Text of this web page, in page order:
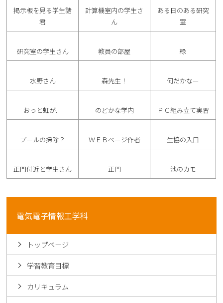
掲示板を見る学生諸
君
計算機室内の学生さ
ん
ある日のある研究
室
研究室の学生さん 教員の部屋 緑
水野さん 森先生！ 何だかなー
おっと虹が． のどかな学内 ＰＣ組み立て実習
プールの掃除？ ＷＥＢページ作者 生協の入口
正門付近と学生さん 正門 池のカモ
電気電子情報工学科
トップページ
学習教育目標
カリキュラム